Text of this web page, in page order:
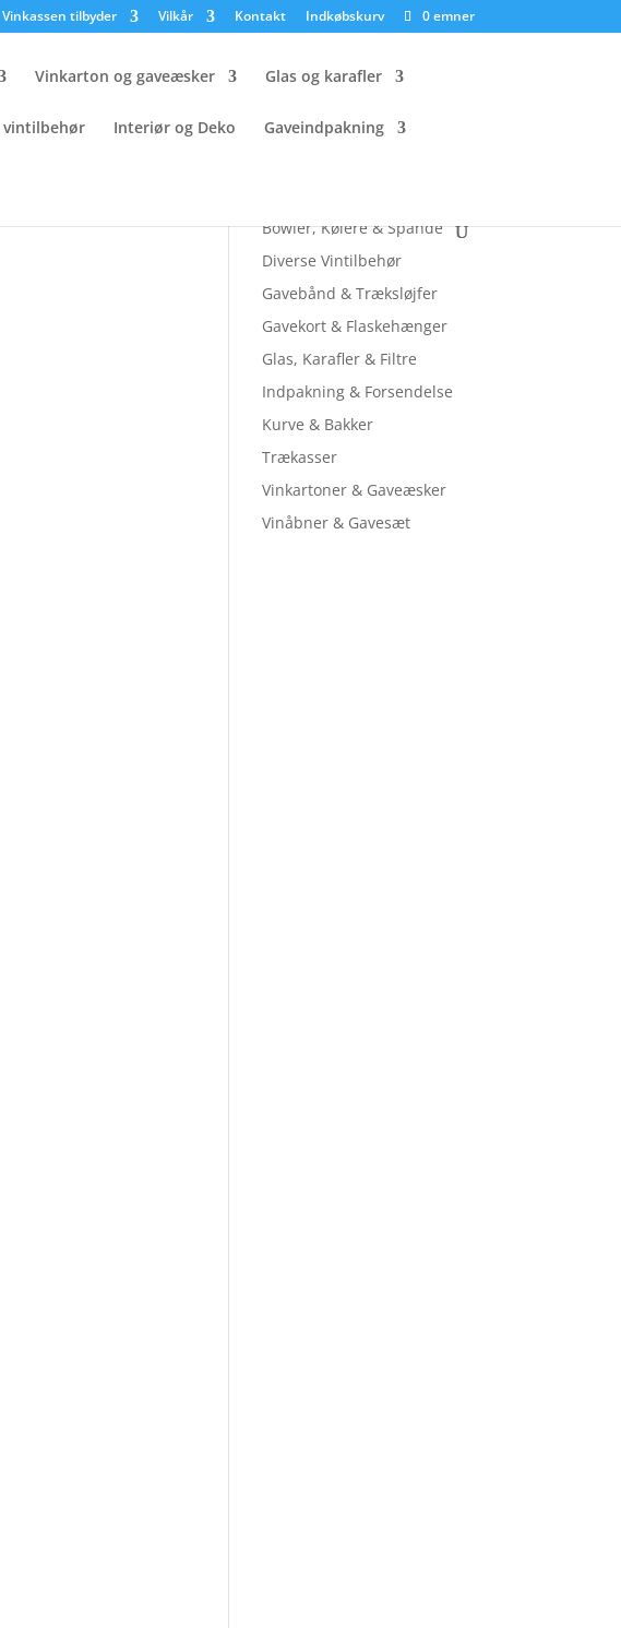
Vinkassen tilbyder Vilkår Kontakt Indkøbskurv 0 emner
Vinkarton og gaveæsker Glas og karafler
vintilbehør Interiør og Deko Gaveindpakning
Bowler, Kølere & Spande
Diverse Vintilbehør
Gavebånd & Træksløjfer
Gavekort & Flaskehænger
Glas, Karafler & Filtre
Indpakning & Forsendelse
Kurve & Bakker
Trækasser
Vinkartoner & Gaveæsker
Vinåbner & Gavesæt